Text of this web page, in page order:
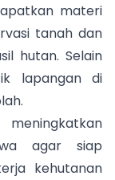
materi
tanah dan
hutan. Selain
lapangan di
agar siap
kehutanan